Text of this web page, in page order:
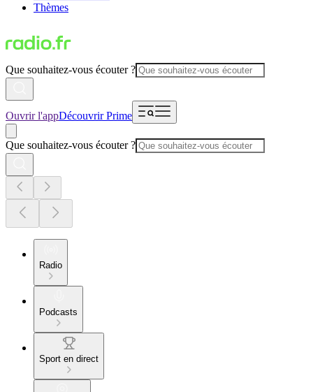
Thèmes
Que souhaitez-vous écouter ?
Ouvrir l'appDécouvrir Prime
Que souhaitez-vous écouter ?
Radio
Podcasts
Sport en direct